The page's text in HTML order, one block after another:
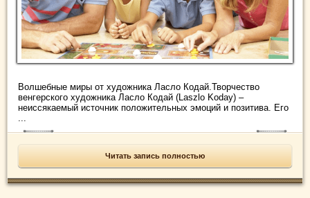
Волшебные миры от художника Ласло Кодай.Творчество
венгерского художника Ласло Кодай (Laszlo Koday) –
неиссякаемый источник положительных эмоций и позитива. Его
Читать запись полностью